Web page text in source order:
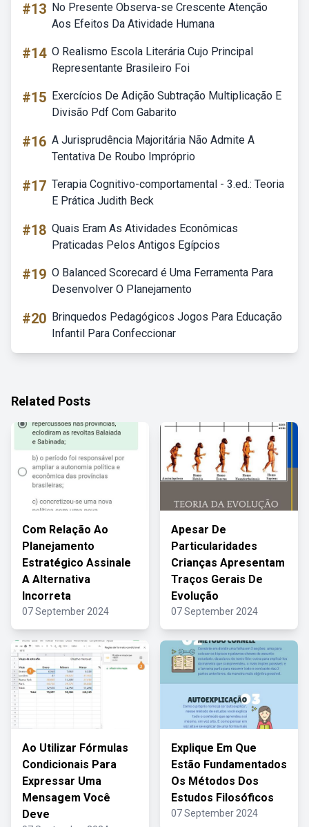
#13 No Presente Observa-se Crescente Atenção
Aos Efeitos Da Atividade Humana
#14 O Realismo Escola Literária Cujo Principal
Representante Brasileiro Foi
#15 Exercícios De Adição Subtração Multiplicação E
Divisão Pdf Com Gabarito
#16 A Jurisprudência Majoritária Não Admite A
Tentativa De Roubo Impróprio
#17 Terapia Cognitivo-comportamental - 3.ed.: Teoria
E Prática Judith Beck
#18 Quais Eram As Atividades Econômicas
Praticadas Pelos Antigos Egípcios
#19 O Balanced Scorecard é Uma Ferramenta Para
Desenvolver O Planejamento
#20 Brinquedos Pedagógicos Jogos Para Educação
Infantil Para Confeccionar
Related Posts
Com Relação Ao
Planejamento
Estratégico Assinale
A Alternativa
Incorreta
07 September 2024
Apesar De
Particularidades
Crianças Apresentam
Traços Gerais De
Evolução
07 September 2024
Ao Utilizar Fórmulas
Condicionais Para
Expressar Uma
Mensagem Você
Deve
Explique Em Que
Estão Fundamentados
Os Métodos Dos
Estudos Filosóficos
07 September 2024